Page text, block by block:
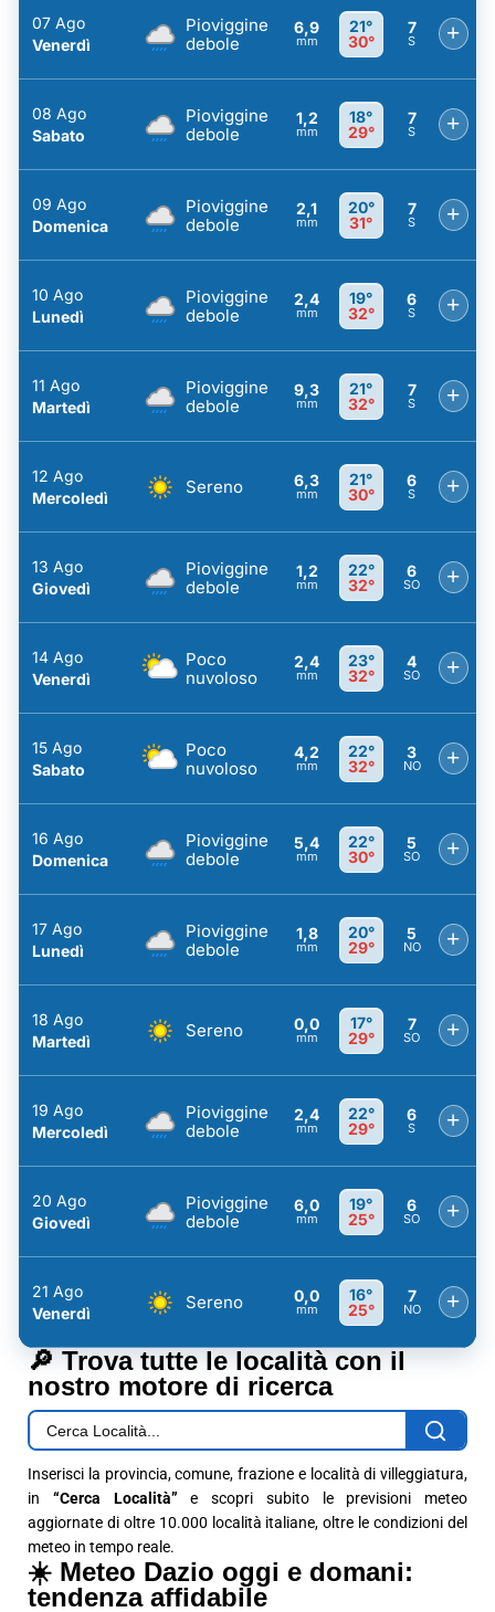
07 Ago
Venerdì
Pioviggine
debole
6,9
mm
21°
30°
7
S +
08 Ago
Sabato
Pioviggine
debole
1,2
mm
18°
29°
7
S +
09 Ago
Domenica
Pioviggine
debole
2,1
mm
20°
31°
7
S +
10 Ago
Lunedì
Pioviggine
debole
2,4
mm
19°
32°
6
S +
11 Ago
Martedì
Pioviggine
debole
9,3
mm
21°
32°
7
S +
12 Ago
Mercoledì
Sereno 6,3
mm
21°
30°
6
S +
13 Ago
Giovedì
Pioviggine
debole
1,2
mm
22°
32°
6
SO +
14 Ago
Venerdì
Poco
nuvoloso
2,4
mm
23°
32°
4
SO +
15 Ago
Sabato
Poco
nuvoloso
4,2
mm
22°
32°
3
NO +
16 Ago
Domenica
Pioviggine
debole
5,4
mm
22°
30°
5
SO +
17 Ago
Lunedì
Pioviggine
debole
1,8
mm
20°
29°
5
NO +
18 Ago
Martedì
Sereno 0,0
mm
17°
29°
7
SO +
19 Ago
Mercoledì
Pioviggine
debole
2,4
mm
22°
29°
6
S +
20 Ago
Giovedì
Pioviggine
debole
6,0
mm
19°
25°
6
SO +
21 Ago
Venerdì
Sereno 0,0
mm
16°
25°
7
NO +
🔎 Trova tutte le località con il
nostro motore di ricerca
Inserisci la provincia, comune, frazione e località di villeggiatura,
in “Cerca Località” e scopri subito le previsioni meteo
aggiornate di oltre 10.000 località italiane, oltre le condizioni del
meteo in tempo reale.
☀️ Meteo Dazio oggi e domani:
tendenza affidabile